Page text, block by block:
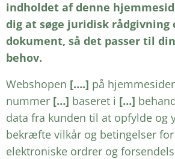
indholdet af denne
dig at søge juridisk rådgivning
dokument, så det passer til
behov.
Webshopen [….] på
nummer […] baseret i […]
data fra kunden til at opfylde og
bekræfte vilkår og betingelser
elektroniske ordrer og